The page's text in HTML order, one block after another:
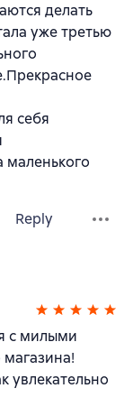
делать
уже третью
себя
маленького
Reply
с милыми
увлекательно